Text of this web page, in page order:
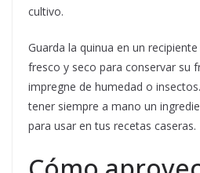
cultivo.
Guarda la quinua en un
fresco y seco para conservar su
impregne de humedad o
tener siempre a mano un
para usar en tus recetas caseras.